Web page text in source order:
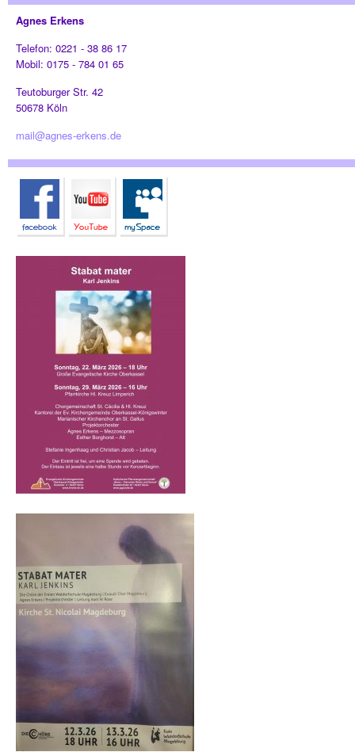
Agnes Erkens
Telefon: 0221 - 38 86 17
Mobil: 0175 - 784 01 65
Teutoburger Str. 42
50678 Köln
mail@agnes-erkens.de